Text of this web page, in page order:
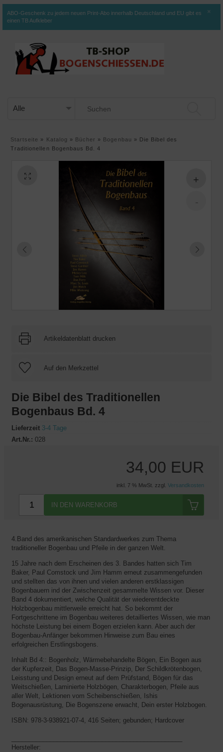
ABO-Geschenk zu jedem neuen Print-Abo innerhalb Deutschland und EU gibt es
einen TB Aufkleber
×
Startseite » Katalog » Bücher » Bogenbau » Die Bibel des
Traditionellen Bogenbaus Bd. 4
Artikeldatenblatt drucken
Die Bibel des Traditionellen
Bogenbaus Bd. 4
Lieferzeit 3-4 Tage
Art.Nr.: 028
34,00 EUR
inkl. 7 % MwSt. zzgl. Versandkosten
IN DEN WARENKORB
4.Band des amerikanischen Standardwerkes zum Thema
traditioneller Bogenbau und Pfeile in der ganzen Welt.
15 Jahre nach dem Erscheinen des 3. Bandes hatten sich Tim
Baker, Paul Comstock und Jim Hamm erneut zusammengefunden
und stellten das von ihnen und vielen anderen erstklassigen
Bogenbauern ind der Zwischenzeit gesammelte Wissen vor. Dieser
Band 4 dokumentiert, welche Qualität der wiederentdeckte
Holzbogenbau mittlerweile erreicht hat. So bekommt der
Fortgeschrittene im Bogenbau weiteres detailliertes Wissen, wie man
höchste Leistung bei einem Bogen erzielen kann. Aber auch der
Bogenbau-Anfänger bekommen Hinweise zum Bau eines
erfolgreichen Erstlingsbogens.
Inhalt Bd 4:: Bogenholz, Wärmebehandelte Bögen, Ein Bogen aus
der Kupferzeit, Das Bogen-Masse-Prinzip, Der Schildkrötenbogen,
Leisstung und Design erneut auf dem Prüfstand, Bögen für das
Weitschießen, Laminierte Holzbögen, Charakterbogen, Pfeile aus
aller Welt, Lektionen vom Scheibenschießen, Ishis
Bogenausrüstung, Die Bogenszene erwacht, Dein erster Holzbogen.
ISBN: 978-3-938921-07-4, 416 Seiten; gebunden; Hardcover
Hersteller: